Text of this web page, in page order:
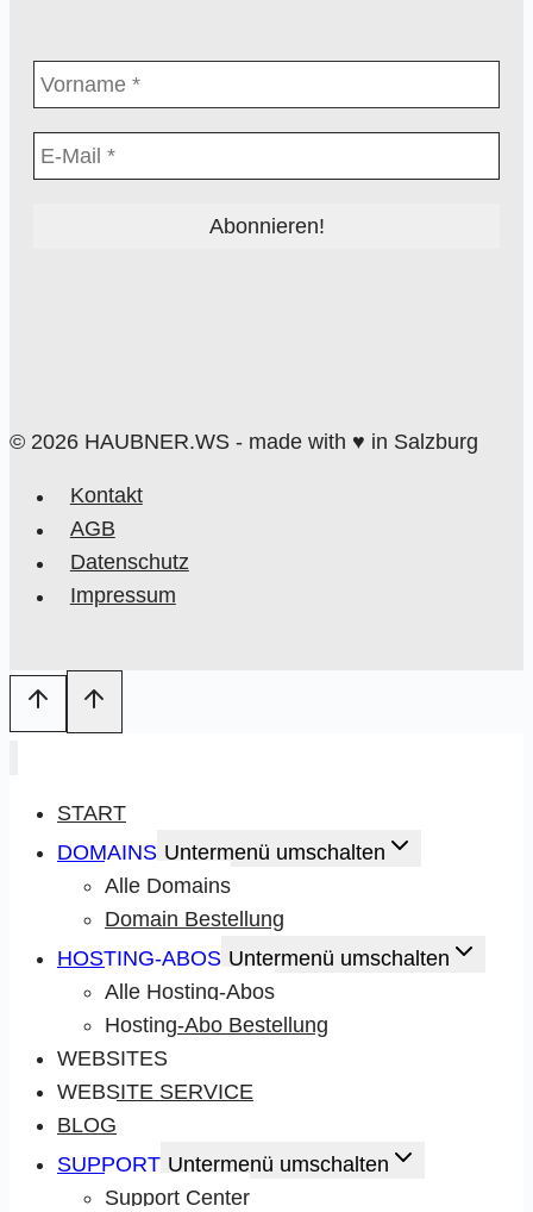
© 2026 HAUBNER.WS - made with ♥ in Salzburg
Kontakt
AGB
Datenschutz
Impressum
START
DOMAINS Untermenü umschalten
Alle Domains
Domain Bestellung
HOSTING-ABOS Untermenü umschalten
Alle Hosting-Abos
Hosting-Abo Bestellung
WEBSITES
WEBSITE SERVICE
BLOG
SUPPORT Untermenü umschalten
Support Center